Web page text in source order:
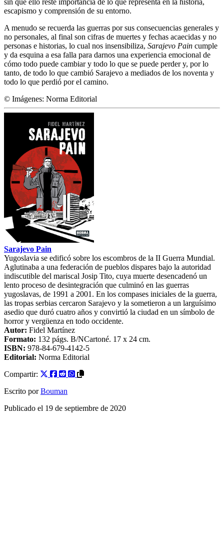
escapismo y comprensión de su entorno.
A menudo se recuerda las guerras por sus consecuencias generales y
no personales, al final son cifras de muertes y fechas acaecidas y no
personas e historias, lo cual nos insensibiliza, Sarajevo Pain cumple
y da esquina a esa falla para darnos una experiencia emocional de
cómo todo puede cambiar y todo lo que se puede perder y, por lo
tanto, de todo lo que cambió Sarajevo a mediados de los noventa y
todo lo que perdió por el camino.
© Imágenes: Norma Editorial
Sarajevo Pain
Yugoslavia se edificó sobre los escombros de la II Guerra Mundial.
Aglutinaba a una federación de pueblos dispares bajo la autoridad
indiscutible del mariscal Josip Tito, cuya muerte desencadenó un
lento proceso de desintegración que culminó en las guerras
yugoslavas, de 1991 a 2001. En los compases iniciales de la guerra,
las tropas serbias cercaron Sarajevo y la sometieron a un larguísimo
asedio que duró cuatro años y convirtió la ciudad en un símbolo de
horror y vergüenza en todo occidente.
Autor: Fidel Martínez
Formato: 132 págs. B/NCartoné. 17 x 24 cm.
ISBN: 978-84-679-4142-5
Editorial: Norma Editorial
Compartir:
Escrito por Bouman
Publicado el 19 de septiembre de 2020